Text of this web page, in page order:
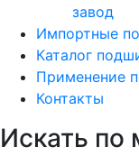
завод
Импортные
Каталог
Применение
Контакты
Искать по